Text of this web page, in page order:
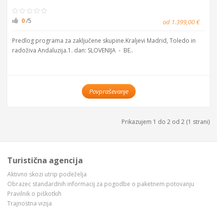
0/5 od 1.399,00 €
Predlog programa za zaključene skupine.Kraljevi Madrid, Toledo in
radoživa Andaluzija.1. dan: SLOVENIJA - BE..
Povpraševanje
Prikazujem 1 do 2 od 2 (1 strani)
Turistična agencija
Aktivno skozi utrip podeželja
Obrazec standardnih informacij za pogodbe o paketnem potovanju
Pravilnik o piškotkih
Trajnostna vizija